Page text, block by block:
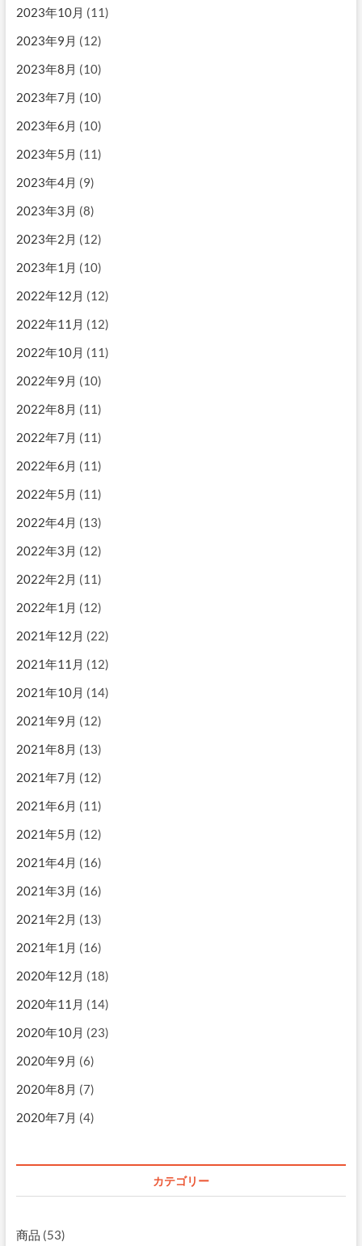
2023年10月 (11)
2023年9月 (12)
2023年8月 (10)
2023年7月 (10)
2023年6月 (10)
2023年5月 (11)
2023年4月 (9)
2023年3月 (8)
2023年2月 (12)
2023年1月 (10)
2022年12月 (12)
2022年11月 (12)
2022年10月 (11)
2022年9月 (10)
2022年8月 (11)
2022年7月 (11)
2022年6月 (11)
2022年5月 (11)
2022年4月 (13)
2022年3月 (12)
2022年2月 (11)
2022年1月 (12)
2021年12月 (22)
2021年11月 (12)
2021年10月 (14)
2021年9月 (12)
2021年8月 (13)
2021年7月 (12)
2021年6月 (11)
2021年5月 (12)
2021年4月 (16)
2021年3月 (16)
2021年2月 (13)
2021年1月 (16)
2020年12月 (18)
2020年11月 (14)
2020年10月 (23)
2020年9月 (6)
2020年8月 (7)
2020年7月 (4)
カテゴリー
商品 (53)